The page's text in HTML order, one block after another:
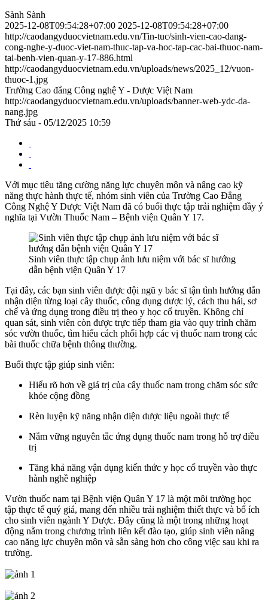
Sành Sành
2025-12-08T09:54:28+07:00 2025-12-08T09:54:28+07:00
http://caodangyduocvietnam.edu.vn/Tin-tuc/sinh-vien-cao-dang-
cong-nghe-y-duoc-viet-nam-thuc-tap-va-hoc-tap-cac-bai-thuoc-nam-
tai-benh-vien-quan-y-17-886.html
http://caodangyduocvietnam.edu.vn/uploads/news/2025_12/vuon-
thuoc-1.jpg
Trường Cao đẳng Công nghệ Y - Dược Việt Nam
http://caodangyduocvietnam.edu.vn/uploads/banner-web-ydc-da-
nang.jpg
Thứ sáu - 05/12/2025 10:59
Với mục tiêu tăng cường năng lực chuyên môn và nâng cao kỹ
năng thực hành thực tế, nhóm sinh viên của Trường Cao Đẳng
Công Nghệ Y Dược Việt Nam đã có buổi thực tập trải nghiệm đầy ý
nghĩa tại Vườn Thuốc Nam – Bệnh viện Quân Y 17.
Sinh viên thực tập chụp ảnh lưu niệm với bác sĩ hướng
dẫn bệnh viện Quân Y 17
Tại đây, các bạn sinh viên được đội ngũ y bác sĩ tận tình hướng dẫn
nhận diện từng loại cây thuốc, công dụng dược lý, cách thu hái, sơ
chế và ứng dụng trong điều trị theo y học cổ truyền. Không chỉ
quan sát, sinh viên còn được trực tiếp tham gia vào quy trình chăm
sóc vườn thuốc, tìm hiểu cách phối hợp các vị thuốc nam trong các
bài thuốc chữa bệnh thông thường.
Buổi thực tập giúp sinh viên:
Hiểu rõ hơn về giá trị của cây thuốc nam trong chăm sóc sức
khỏe cộng đồng
Rèn luyện kỹ năng nhận diện dược liệu ngoài thực tế
Nắm vững nguyên tắc ứng dụng thuốc nam trong hỗ trợ điều
trị
Tăng khả năng vận dụng kiến thức y học cổ truyền vào thực
hành nghề nghiệp
Vườn thuốc nam tại Bệnh viện Quân Y 17 là một môi trường học
tập thực tế quý giá, mang đến nhiều trải nghiệm thiết thực và bổ ích
cho sinh viên ngành Y Dược. Đây cũng là một trong những hoạt
động nằm trong chương trình liên kết đào tạo, giúp sinh viên nâng
cao năng lực chuyên môn và sẵn sàng hơn cho công việc sau khi ra
trường.